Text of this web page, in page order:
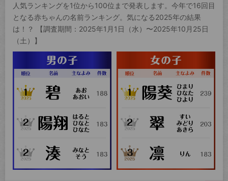
人気ランキングを1位から100位まで発表します。今年で16回目
となる赤ちゃんの名前ランキング。気になる2025年の結果
は！？ 【調査期間：2025年1月1日（水）〜2025年10月25日
（土）】